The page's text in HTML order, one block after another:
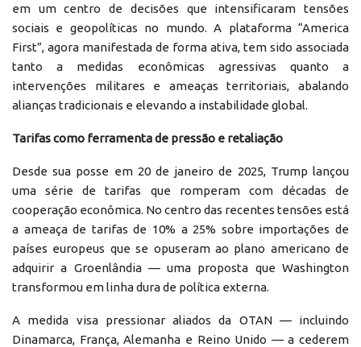
em um centro de decisões que intensificaram tensões
sociais e geopolíticas no mundo. A plataforma “America
First”, agora manifestada de forma ativa, tem sido associada
tanto a medidas econômicas agressivas quanto a
intervenções militares e ameaças territoriais, abalando
alianças tradicionais e elevando a instabilidade global.
Tarifas como ferramenta de pressão e retaliação
Desde sua posse em 20 de janeiro de 2025, Trump lançou
uma série de tarifas que romperam com décadas de
cooperação econômica. No centro das recentes tensões está
a ameaça de tarifas de 10% a 25% sobre importações de
países europeus que se opuseram ao plano americano de
adquirir a Groenlândia — uma proposta que Washington
transformou em linha dura de política externa.
A medida visa pressionar aliados da OTAN — incluindo
Dinamarca, França, Alemanha e Reino Unido — a cederem